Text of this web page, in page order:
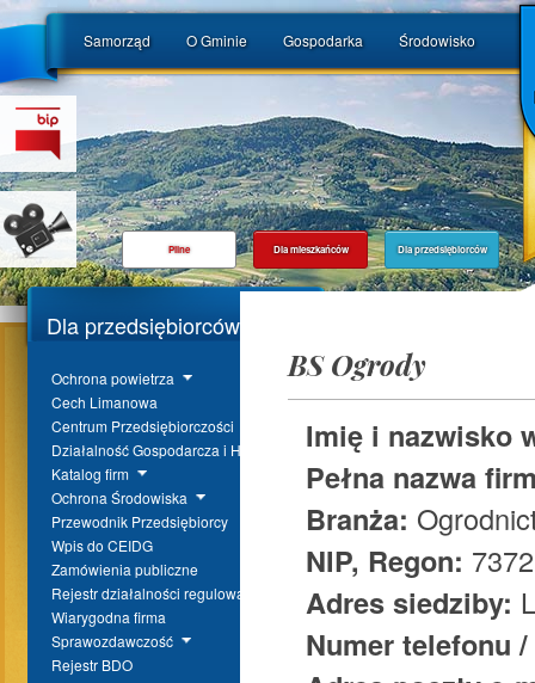
Samorząd O Gminie Gospodarka Środowisko
Pilne Dla mieszkańców Dla przedsiębiorców
Dla przedsiębiorców
Ochrona powietrza
Cech Limanowa
Centrum Przedsiębiorczości
Działalność Gospodarcza i Handel
Katalog firm
Ochrona Środowiska
Przewodnik Przedsiębiorcy
Wpis do CEIDG
Zamówienia publiczne
Rejestr działalności regulowanej
Wiarygodna firma
Sprawozdawczość
Rejestr BDO
BS Ogrody
Imię i nazwisko
Pełna nazwa
Branża:
NIP, Regon:
Adres siedziby:
Numer telefonu